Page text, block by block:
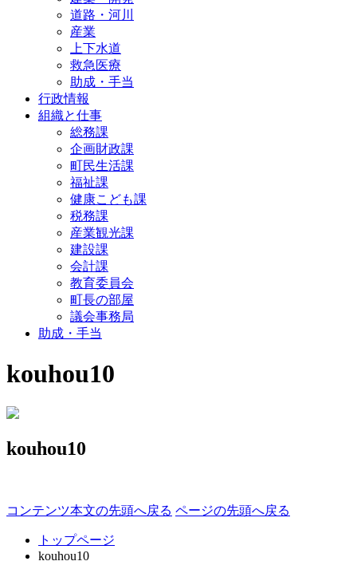
道路・河川
産業
上下水道
救急医療
助成・手当
行政情報
組織と仕事
総務課
企画財政課
町民生活課
福祉課
健康こども課
税務課
産業観光課
建設課
会計課
教育委員会
町長の部屋
議会事務局
助成・手当
kouhou10
kouhou10
コンテンツ本文の先頭へ戻る ページの先頭へ戻る
トップページ
kouhou10